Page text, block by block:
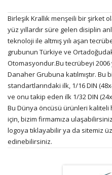
Birleşik Krallık menşeili bir şirket
yüz yıllardır süre gelen disiplin
teknoloji ile altmış yılı aşan
grubunun Türkiye ve
Otomasyondur.Bu tecrübeyi 2006
Danaher Grubuna katılmıştır.
standartlarındaki ilk, 1/16 DIN
ve onu takip eden ilk 1/32 DIN
Bu Dünya öncüsü ürünleri kaliteli
için, bizim firmamıza
logoya tıklayabilir ya da sitemiz
edinebilirsiniz.